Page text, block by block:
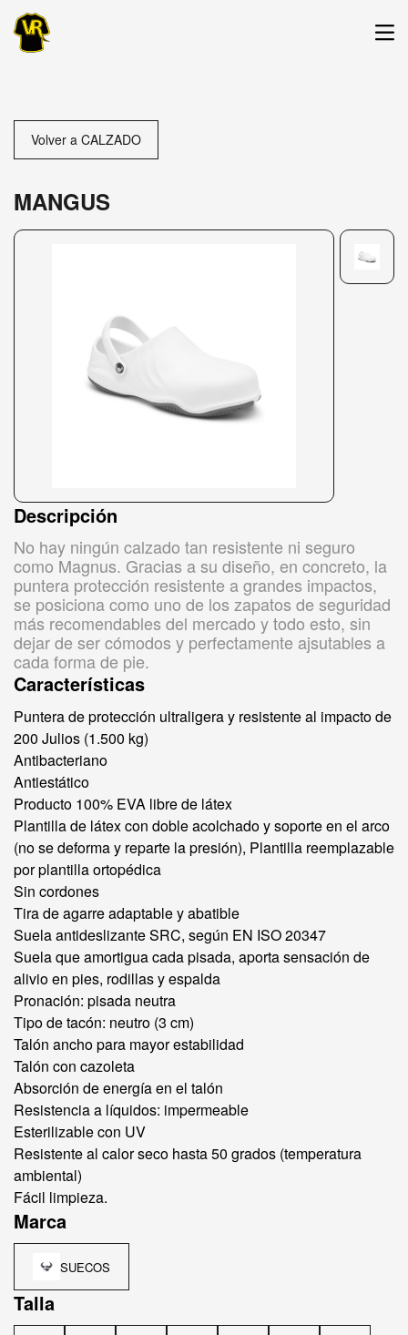
Volver a CALZADO
MANGUS
Descripción
No hay ningún calzado tan resistente ni seguro
como Magnus. Gracias a su diseño, en concreto, la
puntera protección resistente a grandes impactos,
se posiciona como uno de los zapatos de seguridad
más recomendables del mercado y todo esto, sin
dejar de ser cómodos y perfectamente ajsutables a
cada forma de pie.
Características
Puntera de protección ultraligera y resistente al impacto de
200 Julios (1.500 kg)
Antibacteriano
Antiestático
Producto 100% EVA libre de látex
Plantilla de látex con doble acolchado y soporte en el arco
(no se deforma y reparte la presión), Plantilla reemplazable
por plantilla ortopédica
Sin cordones
Tira de agarre adaptable y abatible
Suela antideslizante SRC, según EN ISO 20347
Suela que amortigua cada pisada, aporta sensación de
alivio en pies, rodillas y espalda
Pronación: pisada neutra
Tipo de tacón: neutro (3 cm)
Talón ancho para mayor estabilidad
Talón con cazoleta
Absorción de energía en el talón
Resistencia a líquidos: impermeable
Esterilizable con UV
Resistente al calor seco hasta 50 grados (temperatura
ambiental)
Fácil limpieza.
Marca
SUECOS
Talla